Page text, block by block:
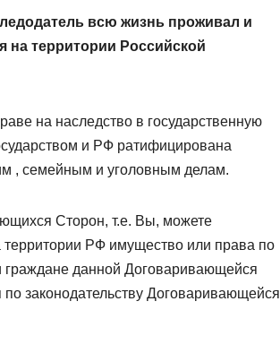
всю жизнь проживал и
на территории Российской
на наследство в государственную
и РФ ратифицирована
, семейным и уголовным делам.
Сторон, т.е. Вы, можете
территории РФ имущество или права по
граждане данной Договаривающейся
законодательству Договаривающейся